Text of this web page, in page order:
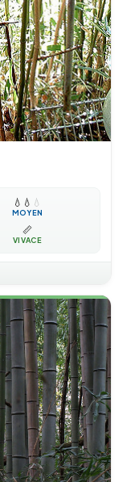
💧 💧 💧
MOYEN
📏
VIVACE